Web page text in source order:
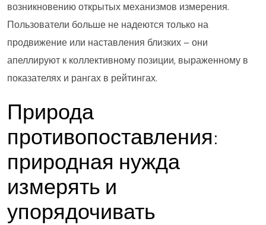
возникновению открытых механизмов измерения.
Пользователи больше не надеются только на
продвижение или наставления близких – они
апеллируют к коллективному позиции, выраженному в
показателях и рангах в рейтингах.
Природа
противопоставления:
природная нужда
измерять и
упорядочивать